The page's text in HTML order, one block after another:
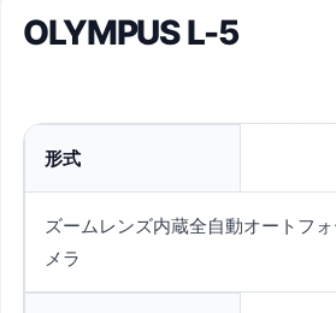
OLYMPUS L-5
形式
ズームレンズ内蔵全自動オートフ
メラ